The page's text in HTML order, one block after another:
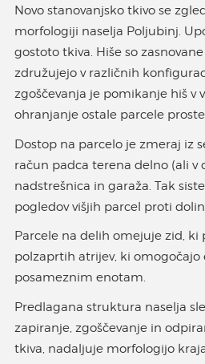
Novo stanovanjsko tkivo se
morfologiji naselja Poljubinj.
gostoto tkiva. Hiše so
združujejo v različnih
zgoščevanja je pomikanje hiš v
ohranjanje ostale parcele
Dostop na parcelo je zmeraj iz
račun padca terena delno (ali v
nadstrešnica in garaža. Tak
pogledov višjih parcel proti
Parcele na delih omejuje zid, ki
polzaprtih atrijev, ki omogočajo
posameznim enotam.
Predlagana struktura naselja
zapiranje, zgoščevanje in
tkiva, nadaljuje morfologijo